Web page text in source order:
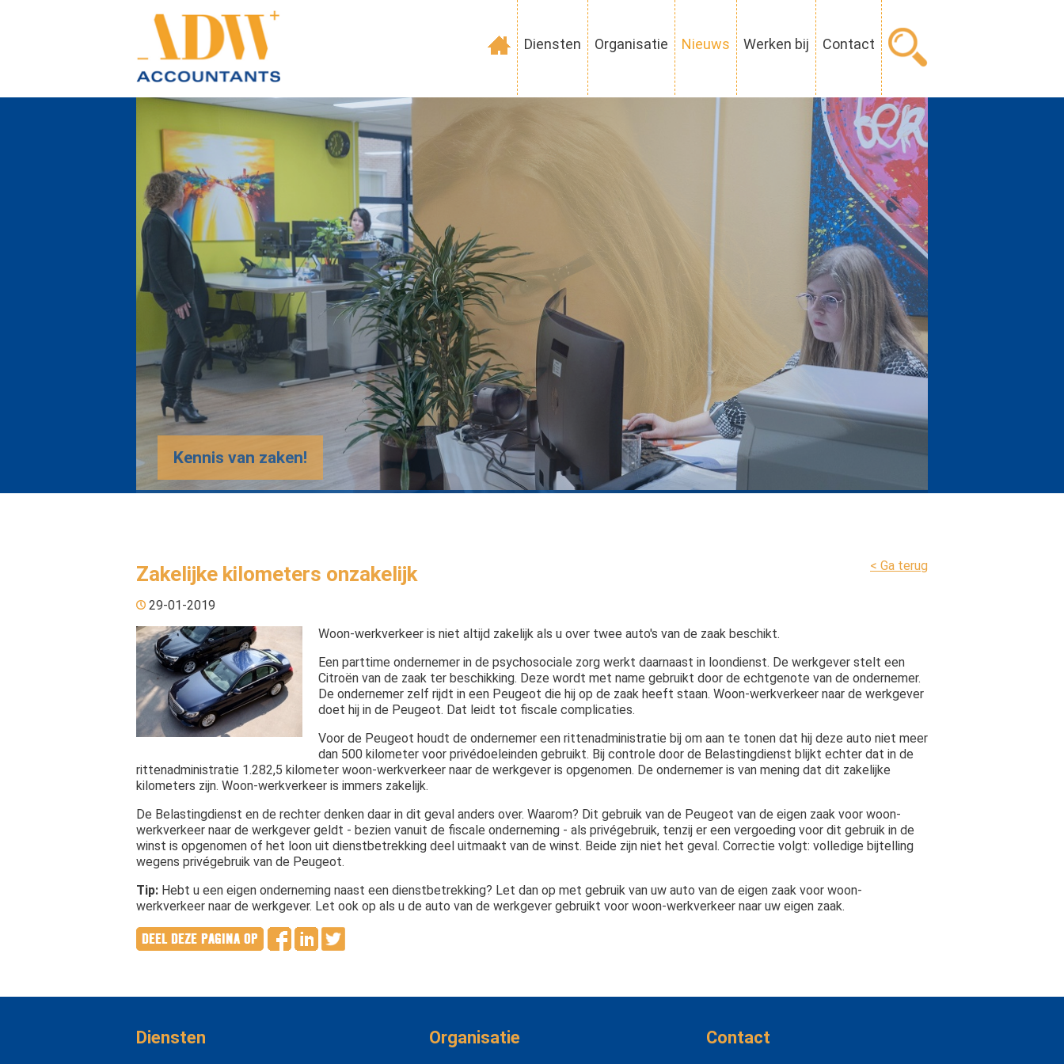
Diensten Organisatie Nieuws Werken bij Contact
Kennis van zaken!
Aanhouden doet winnen!
Zakelijke kilometers onzakelijk < Ga terug
29-01-2019
Woon-werkverkeer is niet altijd zakelijk als u over twee auto's van de zaak beschikt.
Een parttime ondernemer in de psychosociale zorg werkt daarnaast in loondienst. De werkgever stelt een
Citroën van de zaak ter beschikking. Deze wordt met name gebruikt door de echtgenote van de ondernemer.
De ondernemer zelf rijdt in een Peugeot die hij op de zaak heeft staan. Woon-werkverkeer naar de werkgever
doet hij in de Peugeot. Dat leidt tot fiscale complicaties.
Voor de Peugeot houdt de ondernemer een rittenadministratie bij om aan te tonen dat hij deze auto niet meer
dan 500 kilometer voor privédoeleinden gebruikt. Bij controle door de Belastingdienst blijkt echter dat in de
rittenadministratie 1.282,5 kilometer woon-werkverkeer naar de werkgever is opgenomen. De ondernemer is van mening dat dit zakelijke
kilometers zijn. Woon-werkverkeer is immers zakelijk.
De Belastingdienst en de rechter denken daar in dit geval anders over. Waarom? Dit gebruik van de Peugeot van de eigen zaak voor woon-
werkverkeer naar de werkgever geldt - bezien vanuit de fiscale onderneming - als privégebruik, tenzij er een vergoeding voor dit gebruik in de
winst is opgenomen of het loon uit dienstbetrekking deel uitmaakt van de winst. Beide zijn niet het geval. Correctie volgt: volledige bijtelling
wegens privégebruik van de Peugeot.
Tip: Hebt u een eigen onderneming naast een dienstbetrekking? Let dan op met gebruik van uw auto van de eigen zaak voor woon-
werkverkeer naar de werkgever. Let ook op als u de auto van de werkgever gebruikt voor woon-werkverkeer naar uw eigen zaak.
Diensten Organisatie Contact